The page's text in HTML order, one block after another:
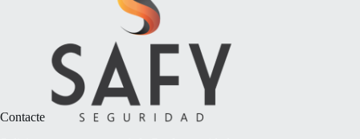
Contacte